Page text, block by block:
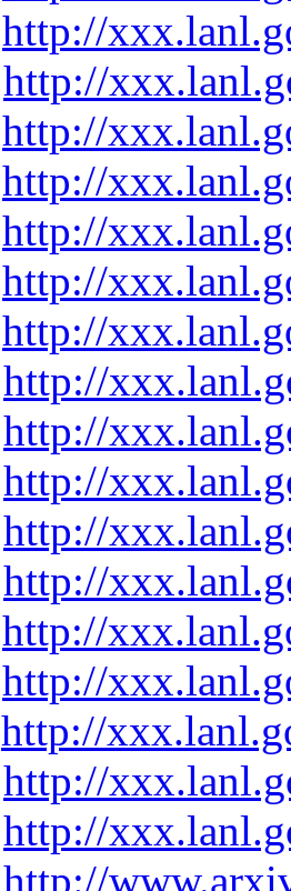
http://
http://
http://
http://
http://
http://
http://
http://
http://
http://
http://
http://
http://
http://
http://
http://
http://
http://